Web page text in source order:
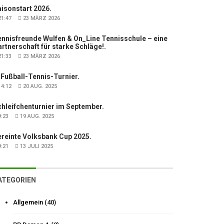
2026.
23 MÄRZ 2026
Wulfen & On_Line Tennisschule – eine
für starke Schläge!.
23 MÄRZ 2026
Fußball-Tennis-Turnier.
20 AUG. 2025
im September.
19 AUG. 2025
Volksbank Cup 2025.
13 JULI 2025
Allgemein (40)